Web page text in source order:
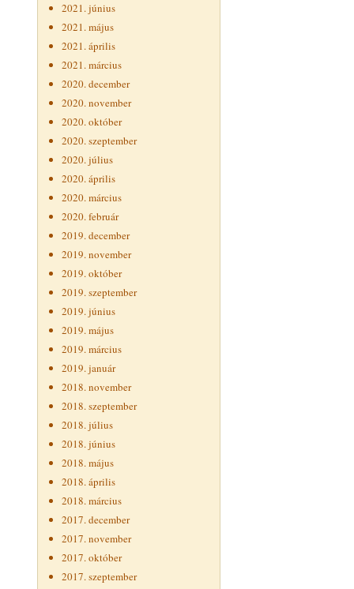
2021. június
2021. május
2021. április
2021. március
2020. december
2020. november
2020. október
2020. szeptember
2020. július
2020. április
2020. március
2020. február
2019. december
2019. november
2019. október
2019. szeptember
2019. június
2019. május
2019. március
2019. január
2018. november
2018. szeptember
2018. július
2018. június
2018. május
2018. április
2018. március
2017. december
2017. november
2017. október
2017. szeptember